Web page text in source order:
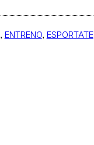
, ENTRENO, ESPORTATE